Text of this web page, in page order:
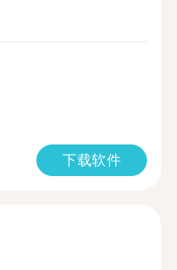
下载软件